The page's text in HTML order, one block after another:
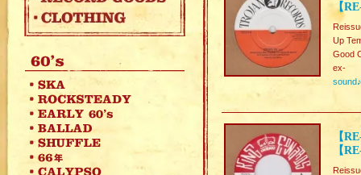
【
Up
Good
ex-
sound♪
【
【